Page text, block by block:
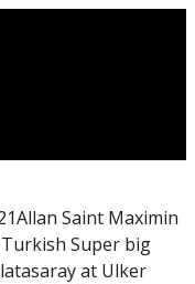
Saint Maximin
Super big
at Ulker